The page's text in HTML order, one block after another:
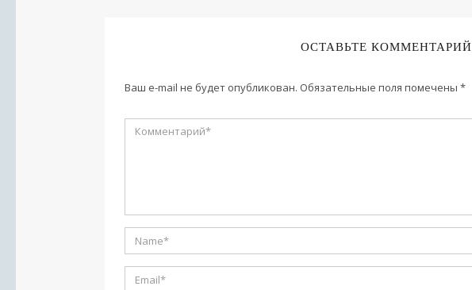
ОСТАВЬТЕ КОММЕНТАРИЙ
Ваш e-mail не будет опубликован. Обязательные поля помечены *